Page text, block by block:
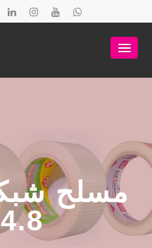
مسلح
4.8 سم